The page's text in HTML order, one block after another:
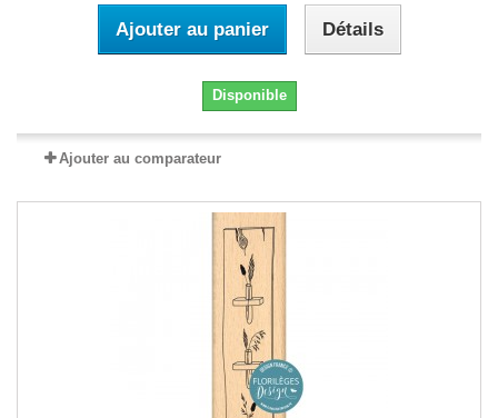
Ajouter au panier Détails
Disponible
Ajouter au comparateur